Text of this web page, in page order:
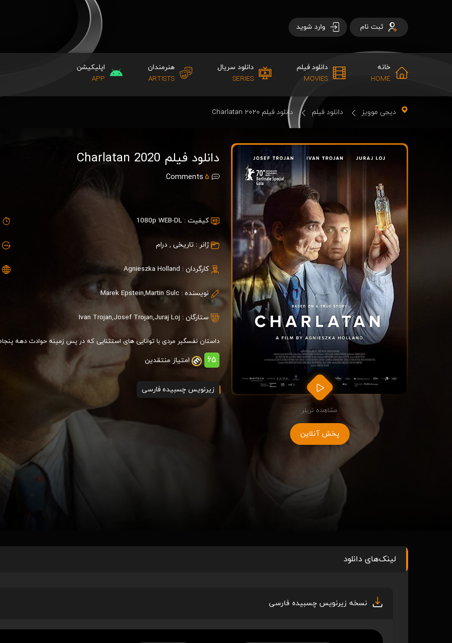
ثبت نام وارد شوید
خانه
HOME
دانلود فیلم
MOVIES
دانلود سریال
SERIES
هنرمندان
ARTISTS
اپلیکیشن
APP
دیجی موویز دانلود فیلم دانلود فیلم Charlatan 2020
مشاهده تریلر
پخش آنلاین
دانلود فیلم Charlatan 2020
5
Comments
کیفیت : 1080p WEB-DL
ژانر : تاریخی ,درام
کارگردان : Agnieszka Holland
نویسنده : Marek Epstein,Martin Sulc
ستارگان : Ivan Trojan,Josef Trojan,Juraj Loj
داستان نفسگیر مردی با توانایی های استثنایی که در پس زمینه حوادث دهه پنجاه
65 امتیاز منتقدین
زیرنویس چسبیده فارسی
لینک‌های دانلود
نسخه زیرنویس چسبیده فارسی